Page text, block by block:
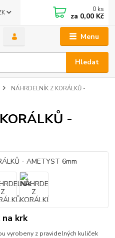
Menu
Hledat
0 ks
za 0,00 Kč
NÁHRDELNÍK Z KORÁLKŮ -
-
na krk
vyrobeny z pravidelných kuliček